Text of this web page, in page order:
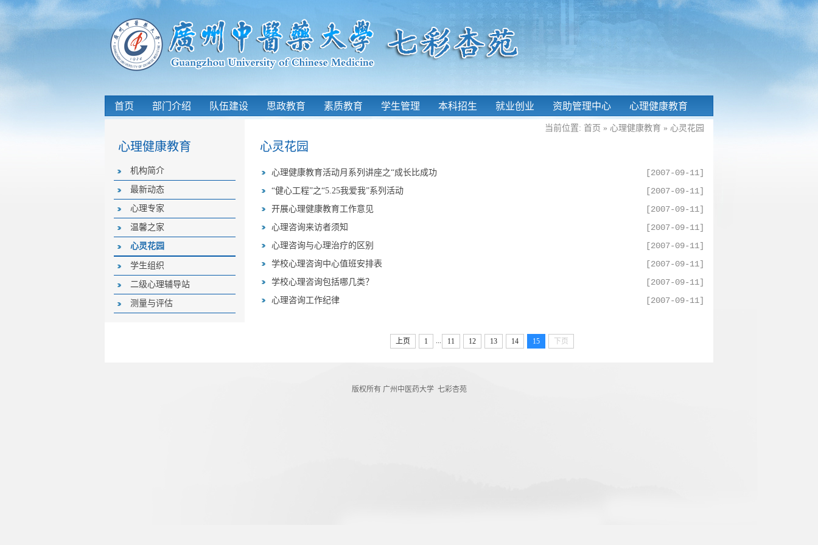
首页 部门介绍 队伍建设 思政教育 素质教育 学生管理 本科招生 就业创业 资助管理中心 心理健康教育
心理健康教育
机构简介
最新动态
心理专家
温馨之家
心灵花园
学生组织
二级心理辅导站
测量与评估
当前位置: 首页 » 心理健康教育 » 心灵花园
心灵花园
[2007-09-11]
心理健康教育活动月系列讲座之“成长比成功
[2007-09-11]
“健心工程”之“5.25我爱我”系列活动
[2007-09-11]
开展心理健康教育工作意见
[2007-09-11]
心理咨询来访者须知
[2007-09-11]
心理咨询与心理治疗的区别
[2007-09-11]
学校心理咨询中心值班安排表
[2007-09-11]
学校心理咨询包括哪几类？
[2007-09-11]
心理咨询工作纪律
上页 1 11 12 13 14 15 下页
版权所有 广州中医药大学 七彩杏苑